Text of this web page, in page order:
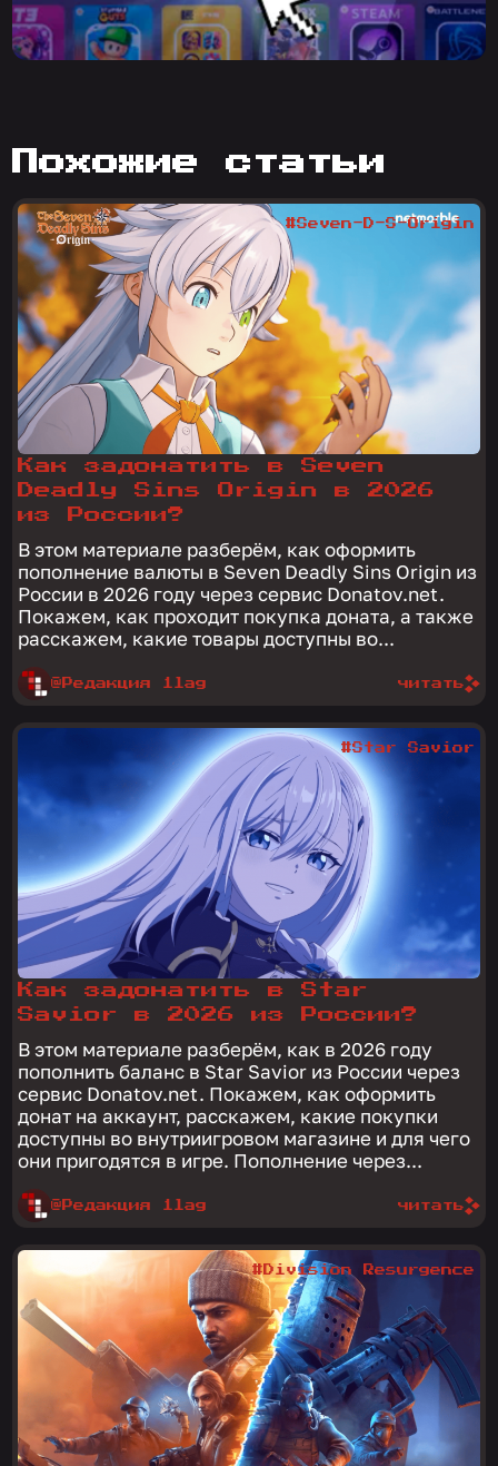
похожие статьи
Как задонатить в Seven
Deadly Sins Origin в 2026
из России?
В этом материале разберём, как оформить
пополнение валюты в Seven Deadly Sins Origin из
России в 2026 году через сервис Donatov.net.
Покажем, как проходит покупка доната, а также
расскажем, какие товары доступны во...
@Редакция 1lag
#Seven-D-S-Origin
читать
Как задонатить в Star
Savior в 2026 из России?
В этом материале разберём, как в 2026 году
пополнить баланс в Star Savior из России через
сервис Donatov.net. Покажем, как оформить
донат на аккаунт, расскажем, какие покупки
доступны во внутриигровом магазине и для чего
они пригодятся в игре. Пополнение через...
@Редакция 1lag
#Star Savior
читать
#Division Resurgence